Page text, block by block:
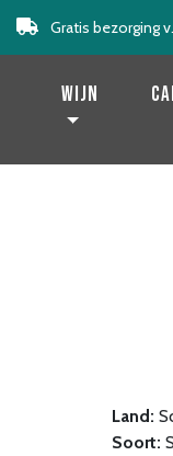
Gratis bezorging
Levering binnen 2
Wijn
Land:
Soort: